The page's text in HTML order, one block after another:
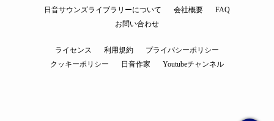
日音サウンズライブラリーについて 会社概要
FAQ
お問い合わせ
ライセンス 利用規約
プライバシーポリシー
クッキーポリシー
日音作家 Youtubeチャンネル